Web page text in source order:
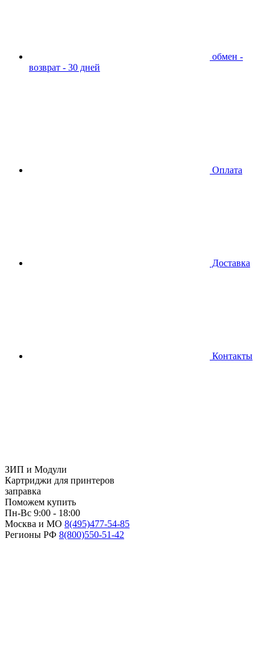
обмен -
возврат - 30 дней
Оплата
Доставка
Контакты
ЗИП и Модули
Картриджи для принтеров
заправка
Поможем купить
Пн-Вс 9:00 - 18:00
Москва и МО 8(495)477-54-85
Регионы РФ 8(800)550-51-42